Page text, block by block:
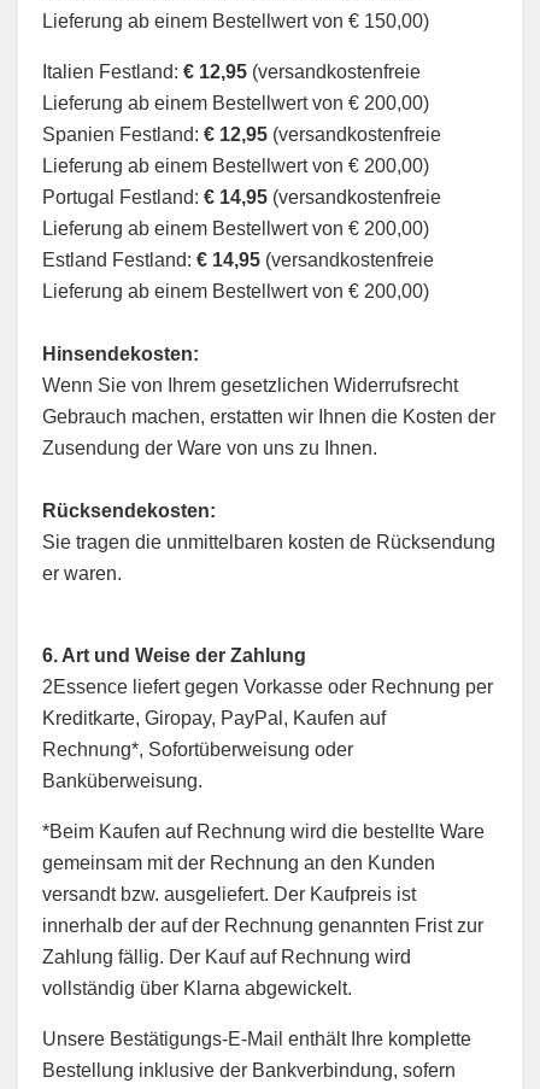
Lieferung ab einem Bestellwert von € 150,00)
Italien Festland: € 12,95 (versandkostenfreie
Lieferung ab einem Bestellwert von € 200,00)
Spanien Festland: € 12,95 (versandkostenfreie
Lieferung ab einem Bestellwert von € 200,00)
Portugal Festland: € 14,95 (versandkostenfreie
Lieferung ab einem Bestellwert von € 200,00)
Estland Festland: € 14,95 (versandkostenfreie
Lieferung ab einem Bestellwert von € 200,00)
Hinsendekosten:
Wenn Sie von Ihrem gesetzlichen Widerrufsrecht
Gebrauch machen, erstatten wir Ihnen die Kosten der
Zusendung der Ware von uns zu Ihnen.
Rücksendekosten:
Sie tragen die unmittelbaren kosten de Rücksendung
er waren.
6. Art und Weise der Zahlung
2Essence liefert gegen Vorkasse oder Rechnung per
Kreditkarte, Giropay, PayPal, Kaufen auf
Rechnung*, Sofortüberweisung oder
Banküberweisung.
*Beim Kaufen auf Rechnung wird die bestellte Ware
gemeinsam mit der Rechnung an den Kunden
versandt bzw. ausgeliefert. Der Kaufpreis ist
innerhalb der auf der Rechnung genannten Frist zur
Zahlung fällig. Der Kauf auf Rechnung wird
vollständig über Klarna abgewickelt.
Unsere Bestätigungs-E-Mail enthält Ihre komplette
Bestellung inklusive der Bankverbindung, sofern